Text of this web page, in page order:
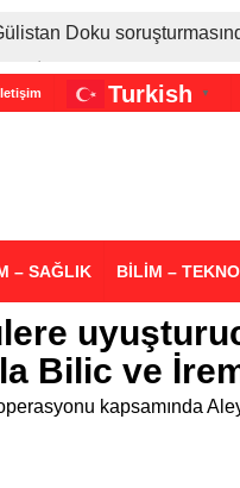
Doku
İran gerilimi Türkiye’yi
sigara grubuna daha zam
Turkish ▼
– SAĞLIK BİLİM –
Bilic ve
kapsamında